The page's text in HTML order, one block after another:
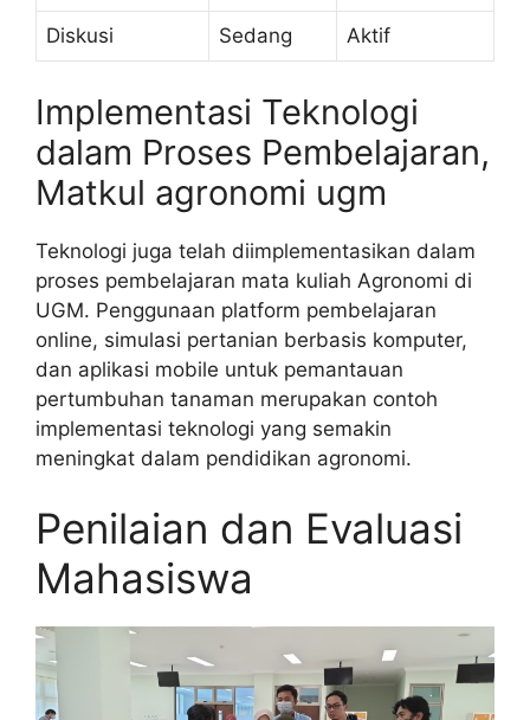
Diskusi Sedang Aktif
Implementasi Teknologi
dalam Proses Pembelajaran,
Matkul agronomi ugm
Teknologi juga telah diimplementasikan dalam
proses pembelajaran mata kuliah Agronomi di
UGM. Penggunaan platform pembelajaran
online, simulasi pertanian berbasis komputer,
dan aplikasi mobile untuk pemantauan
pertumbuhan tanaman merupakan contoh
implementasi teknologi yang semakin
meningkat dalam pendidikan agronomi.
Penilaian dan Evaluasi
Mahasiswa